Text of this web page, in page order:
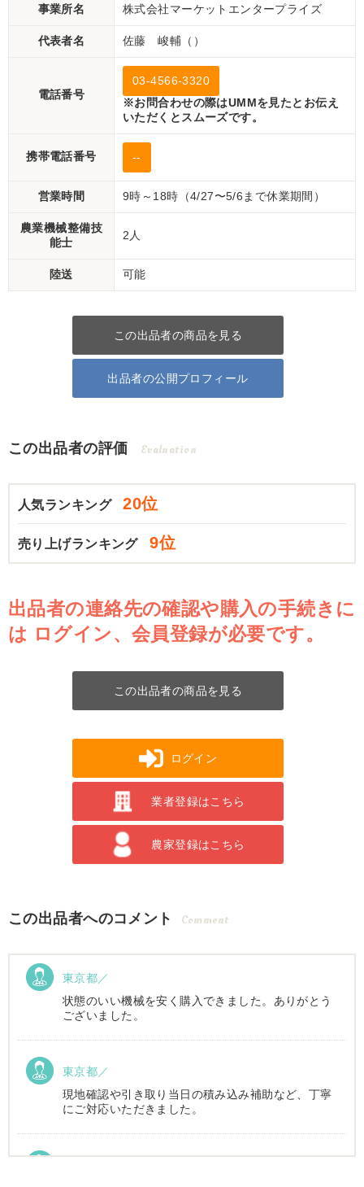
事業所名 株式会社マーケットエンタープライズ
代表者名 佐藤 峻輔（）
電話番号
03-4566-3320
※お問合わせの際はUMMを見たとお伝え
いただくとスムーズです。
携帯電話番号 --
営業時間 9時～18時（4/27〜5/6まで休業期間）
農業機械整備技
能士
2人
陸送 可能
この出品者の商品を見る
出品者の公開プロフィール
この出品者の評価 Evaluation
人気ランキング 20位
売り上げランキング 9位
出品者の連絡先の確認や購入の手続きに
は ログイン、会員登録が必要です。
この出品者の商品を見る
ログイン
業者登録はこちら
農家登録はこちら
この出品者へのコメント Comment
東京都／
状態のいい機械を安く購入できました。ありがとう
ございました。
東京都／
現地確認や引き取り当日の積み込み補助など、丁寧
にご対応いただきました。